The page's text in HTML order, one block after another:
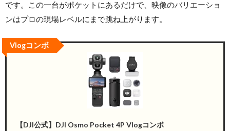
です。この一台がポケットにあるだけで、映像のバリエーショ
ンはプロの現場レベルにまで跳ね上がります。
【DJI公式】DJI Osmo Pocket 4P Vlogコンボ
Vlogコンボ